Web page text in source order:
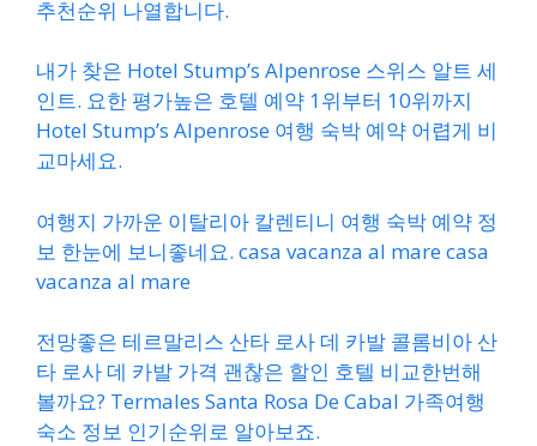
추천순위 나열합니다.
내가 찾은 Hotel Stump’s Alpenrose 스위스 알트 세
인트. 요한 평가높은 호텔 예약 1위부터 10위까지
Hotel Stump’s Alpenrose 여행 숙박 예약 어렵게 비
교마세요.
여행지 가까운 이탈리아 칼렌티니 여행 숙박 예약 정
보 한눈에 보니좋네요. casa vacanza al mare casa
vacanza al mare
전망좋은 테르말리스 산타 로사 데 카발 콜롬비아 산
타 로사 데 카발 가격 괜찮은 할인 호텔 비교한번해
볼까요? Termales Santa Rosa De Cabal 가족여행
숙소 정보 인기순위로 알아보죠.